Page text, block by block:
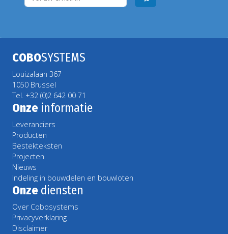
COBOSYSTEMS
Louizalaan 367
1050 Brussel
Tel. +32 (0)2 642 00 71
Onze informatie
Leveranciers
Producten
Bestekteksten
Projecten
Nieuws
Indeling in bouwdelen en bouwloten
Onze diensten
Over Cobosystems
Privacyverklaring
Disclaimer